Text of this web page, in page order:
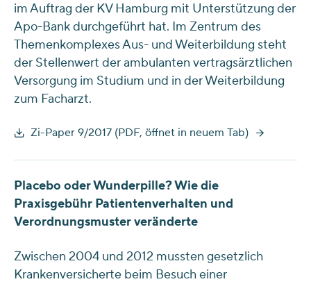
im Auftrag der KV Hamburg mit Unterstützung der
Apo-Bank durchgeführt hat. Im Zentrum des
Themenkomplexes Aus- und Weiterbildung steht
der Stellenwert der ambulanten vertragsärztlichen
Versorgung im Studium und in der Weiterbildung
zum Facharzt.
Zi-Paper 9/2017 (PDF, öffnet in neuem Tab)
Placebo oder Wunderpille? Wie die
Praxisgebühr Patientenverhalten und
Verordnungsmuster veränderte
Zwischen 2004 und 2012 mussten gesetzlich
Krankenversicherte beim Besuch einer